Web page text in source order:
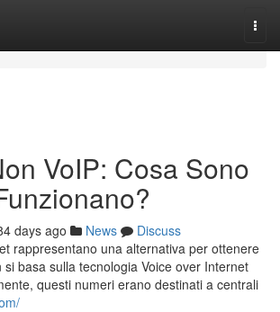
VoIP: Cosa Sono
days ago News
Discuss
rappresentano una alternativa per ottenere
basa sulla tecnologia Voice over Internet
questi numeri erano destinati a centrali